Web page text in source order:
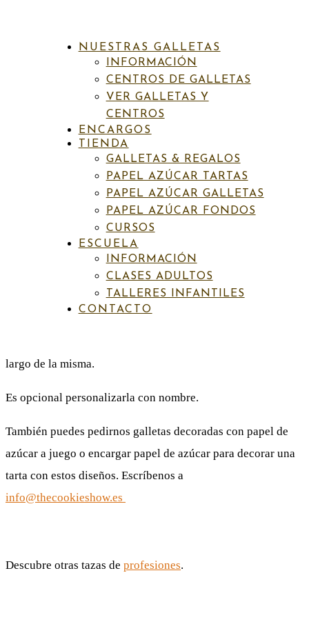
NUESTRAS GALLETAS
INFORMACIÓN
CENTROS DE GALLETAS
VER GALLETAS Y
CENTROS
ENCARGOS
TIENDA
GALLETAS & REGALOS
PAPEL AZÚCAR TARTAS
PAPEL AZÚCAR GALLETAS
PAPEL AZÚCAR FONDOS
CURSOS
ESCUELA
INFORMACIÓN
CLASES ADULTOS
TALLERES INFANTILES
CONTACTO
GALLETAS & REGALOS
/ TAZA460 ARQUITECTO
Categorías:Adultos,Galletas & Regalos,Profesiones
Tazas chico profesiones
Taza460 Arquitecto
16,00€ Rango
hasta
16,00€
IVA incluído
largo de la misma.
Es opcional personalizarla con nombre.
También puedes pedirnos galletas decoradas con papel de
azúcar a juego o encargar papel de azúcar para decorar una
tarta con estos diseños. Escríbenos a
info@thecookieshow.es
Descubre otras tazas de profesiones.